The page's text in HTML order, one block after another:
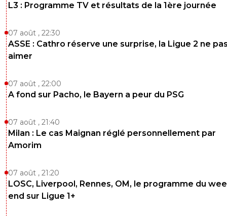
L3 : Programme TV et résultats de la 1ère journée
07 août , 22:30
ASSE : Cathro réserve une surprise, la Ligue 2 ne
aimer
07 août , 22:00
A fond sur Pacho, le Bayern a peur du PSG
07 août , 21:40
Milan : Le cas Maignan réglé personnellement par
Amorim
07 août , 21:20
LOSC, Liverpool, Rennes, OM, le programme du
end sur Ligue 1+